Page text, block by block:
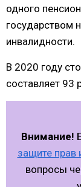
одного
государством
инвалидности.
В 2020 году
составляет 93
Внимание!
защите прав
вопросы